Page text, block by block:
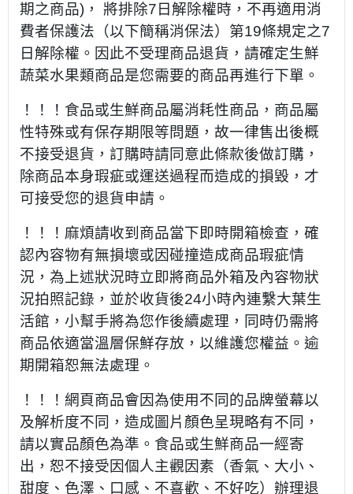
期之商品)， 將排除7日解除權時，不再適用消
費者保護法（以下簡稱消保法）第19條規定之7
日解除權。因此不受理商品退貨，請確定生鮮
蔬菜水果類商品是您需要的商品再進行下單。
！！！食品或生鮮商品屬消耗性商品，商品屬
性特殊或有保存期限等問題，故一律售出後概
不接受退貨，訂購時請同意此條款後做訂購，
除商品本身瑕疵或運送過程而造成的損毀，才
可接受您的退貨申請。
！！！麻煩請收到商品當下即時開箱檢查，確
認內容物有無損壞或因碰撞造成商品瑕疵情
況，為上述狀況時立即將商品外箱及內容物狀
況拍照記錄，並於收貨後24小時內連繫大葉生
活館，小幫手將為您作後續處理，同時仍需將
商品依適當溫層保鮮存放，以維護您權益。逾
期開箱恕無法處理。
！！！網頁商品會因為使用不同的品牌螢幕以
及解析度不同，造成圖片顏色呈現略有不同，
請以實品顏色為準。食品或生鮮商品一經寄
出，恕不接受因個人主觀因素（香氣、大小、
甜度、色澤、口感、不喜歡、不好吃）辦理退